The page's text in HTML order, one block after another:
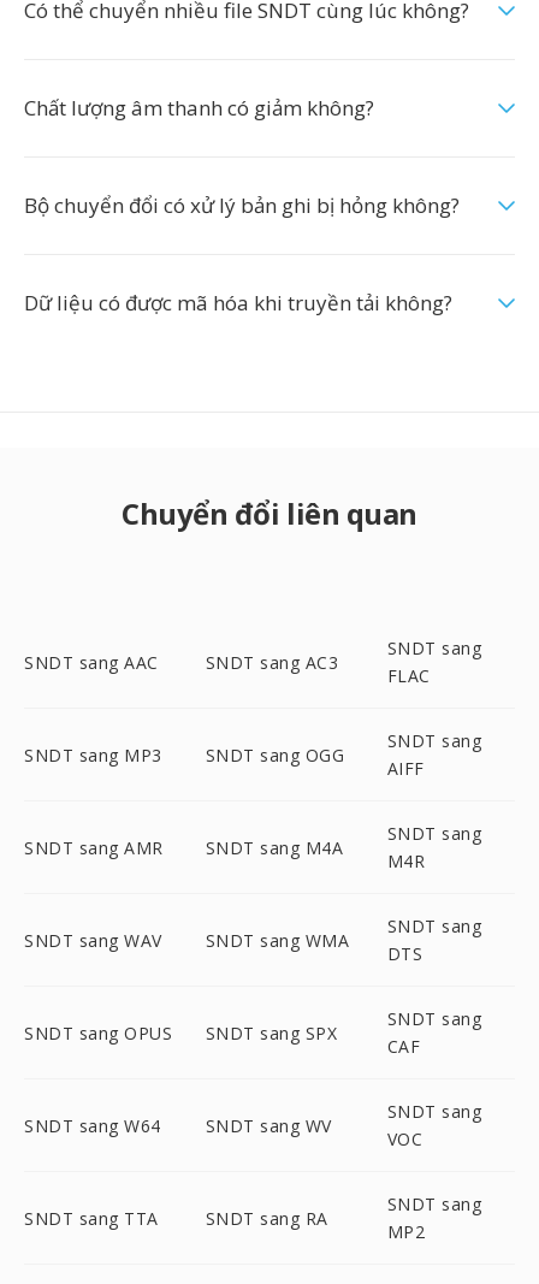
Có thể chuyển nhiều file SNDT cùng lúc không?
Chất lượng âm thanh có giảm không?
Bộ chuyển đổi có xử lý bản ghi bị hỏng không?
Dữ liệu có được mã hóa khi truyền tải không?
Chuyển đổi liên quan
SNDT sang AAC SNDT sang AC3
SNDT sang
FLAC
SNDT sang MP3 SNDT sang OGG
SNDT sang
AIFF
SNDT sang AMR SNDT sang M4A
SNDT sang
M4R
SNDT sang WAV SNDT sang WMA
SNDT sang
DTS
SNDT sang OPUS SNDT sang SPX
SNDT sang
CAF
SNDT sang W64 SNDT sang WV
SNDT sang
VOC
SNDT sang TTA SNDT sang RA
SNDT sang
MP2